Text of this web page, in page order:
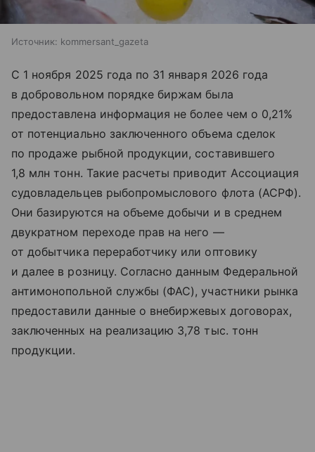
Источник: kommersant_gazeta
С 1 ноября 2025 года по 31 января 2026 года
в добровольном порядке биржам была
предоставлена информация не более чем о 0,21%
от потенциально заключенного объема сделок
по продаже рыбной продукции, составившего
1,8 млн тонн. Такие расчеты приводит Ассоциация
судовладельцев рыбопромыслового флота (АСРФ).
Они базируются на объеме добычи и в среднем
двукратном переходе прав на него —
от добытчика переработчику или оптовику
и далее в розницу. Согласно данным Федеральной
антимонопольной службы (ФАС), участники рынка
предоставили данные о внебиржевых договорах,
заключенных на реализацию 3,78 тыс. тонн
продукции.